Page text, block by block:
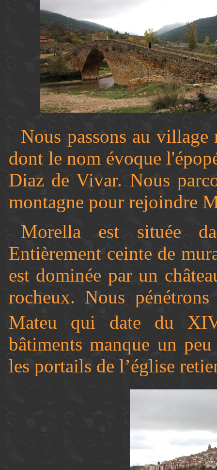
Nous passons au
dont le nom évoque
Diaz de Vivar. Nous
montagne pour rejoindre
Morella est située
Entièrement ceinte de
est dominée par un
rocheux. Nous
Mateu qui date du
bâtiments manque un
les portails de l’église